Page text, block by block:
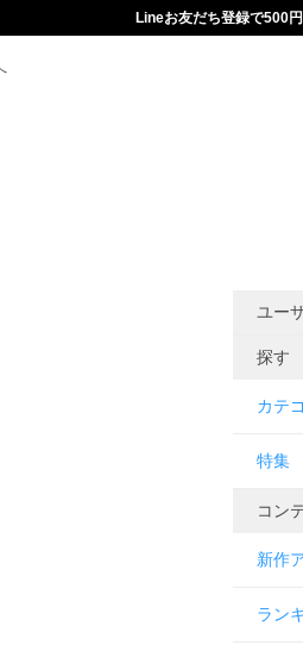
Lineお友だち登録で500
ユー
探す
カテ
特集
コン
新作
ラン